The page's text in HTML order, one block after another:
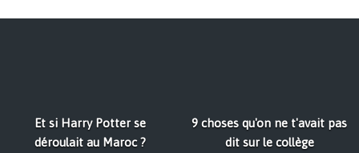
Et si Harry Potter se
déroulait au Maroc ?
9 choses qu'on ne t'avait pas
dit sur le collège